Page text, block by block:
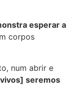
esperar a
corpos
num abrir e
seremos